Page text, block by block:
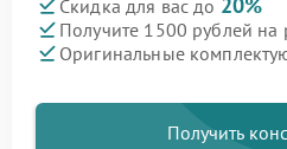
Скидка для вас до 20%
Получите 1500 рублей на
Оригинальные
Получить